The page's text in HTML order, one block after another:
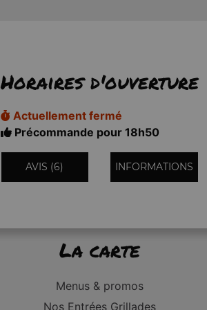
Horaires d'ouverture
Actuellement fermé
Précommande pour 18h50
AVIS (6) INFORMATIONS
La carte
Menus & promos
Nos Entrées Grillades